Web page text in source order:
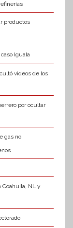
productos
Iguala
videos de los
por ocultar
gas no
Coahuila, NL y